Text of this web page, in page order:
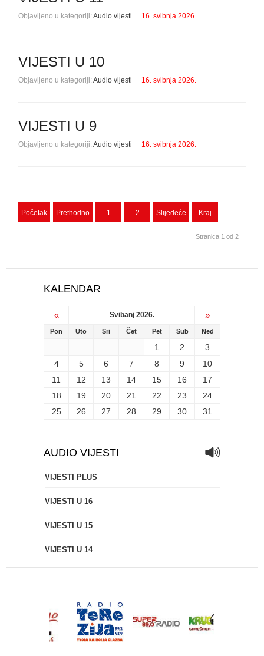
Objavljeno u kategoriji:Audio vijesti 16. svibnja 2026.
VIJESTI U 10
Objavljeno u kategoriji:Audio vijesti 16. svibnja 2026.
VIJESTI U 9
Objavljeno u kategoriji:Audio vijesti 16. svibnja 2026.
Početak Prethodno 1 2 Slijedeće Kraj
Stranica 1 od 2
KALENDAR
« Svibanj 2026. »
Pon Uto Sri Čet Pet Sub Ned
1 2
3
4
5 6 7 8 9
10
11
12 13 14 15 16
17
18
19 20 21 22 23
24
25
26 27 28 29 30 31
AUDIO VIJESTI
VIJESTI PLUS
VIJESTI U 16
VIJESTI U 15
VIJESTI U 14